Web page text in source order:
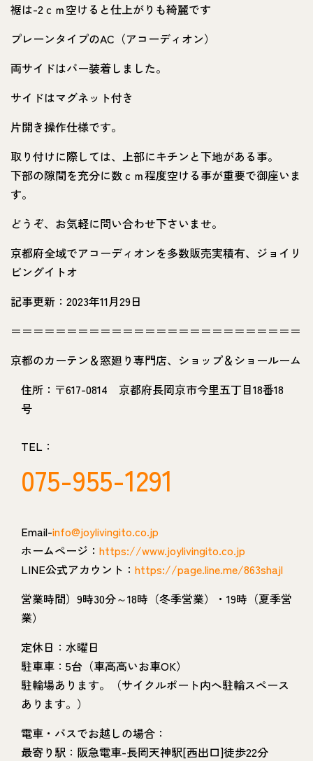
裾は-2ｃｍ空けると仕上がりも綺麗です
プレーンタイプのAC（アコーディオン）
両サイドはバー装着しました。
サイドはマグネット付き
片開き操作仕様です。
取り付けに際しては、上部にキチンと下地がある事。
下部の隙間を充分に数ｃｍ程度空ける事が重要で御座いま
す。
どうぞ、お気軽に問い合わせ下さいませ。
京都府全域でアコーディオンを多数販売実積有、ジョイリ
ビングイトオ
記事更新：2023年11月29日
＝＝＝＝＝＝＝＝＝＝＝＝＝＝＝＝＝＝＝＝＝＝＝＝＝＝
京都のカーテン＆窓廻り専門店、ショップ＆ショールーム
住所：〒617-0814 京都府長岡京市今里五丁目18番18
号
TEL：
075-955-1291
Email-info@joylivingito.co.jp
ホームページ： https://www.joylivingito.co.jp
LINE公式アカウント： https://page.line.me/863shajl
営業時間）9時30分～18時（冬季営業）・19時（夏季営
業）
定休日：水曜日
駐車車：5台（車高高いお車OK）
駐輪場あります。（サイクルポート内へ駐輪スペース
あります。）
電車・バスでお越しの場合：
最寄り駅：阪急電車-長岡天神駅[西出口]徒歩22分